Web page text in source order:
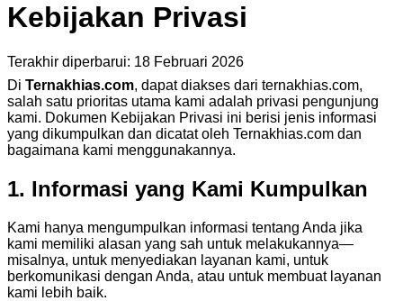
Kebijakan Privasi
Terakhir diperbarui: 18 Februari 2026
Di Ternakhias.com, dapat diakses dari ternakhias.com,
salah satu prioritas utama kami adalah privasi pengunjung
kami. Dokumen Kebijakan Privasi ini berisi jenis informasi
yang dikumpulkan dan dicatat oleh Ternakhias.com dan
bagaimana kami menggunakannya.
1. Informasi yang Kami Kumpulkan
Kami hanya mengumpulkan informasi tentang Anda jika
kami memiliki alasan yang sah untuk melakukannya—
misalnya, untuk menyediakan layanan kami, untuk
berkomunikasi dengan Anda, atau untuk membuat layanan
kami lebih baik.